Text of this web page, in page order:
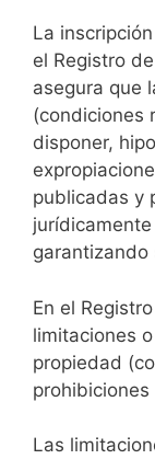
La
el Registro
asegura que
(condiciones
disponer,
publicadas y
garantizando
En el
limitaciones
propiedad
Las